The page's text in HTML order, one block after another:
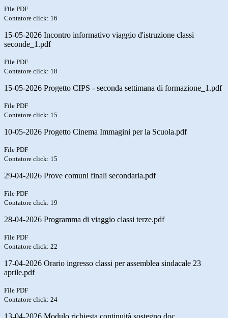
File PDF
Contatore click: 16
15-05-2026 Incontro informativo viaggio d'istruzione classi
seconde_1.pdf
File PDF
Contatore click: 18
15-05-2026 Progetto CIPS - seconda settimana di formazione_1.pdf
File PDF
Contatore click: 15
10-05-2026 Progetto Cinema Immagini per la Scuola.pdf
File PDF
Contatore click: 15
29-04-2026 Prove comuni finali secondaria.pdf
File PDF
Contatore click: 19
28-04-2026 Programma di viaggio classi terze.pdf
File PDF
Contatore click: 22
17-04-2026 Orario ingresso classi per assemblea sindacale 23
aprile.pdf
File PDF
Contatore click: 24
13-04-2026 Modulo richiesta continuità sostegno.doc